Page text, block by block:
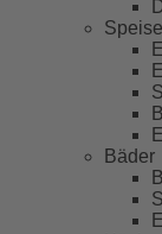
Bäder